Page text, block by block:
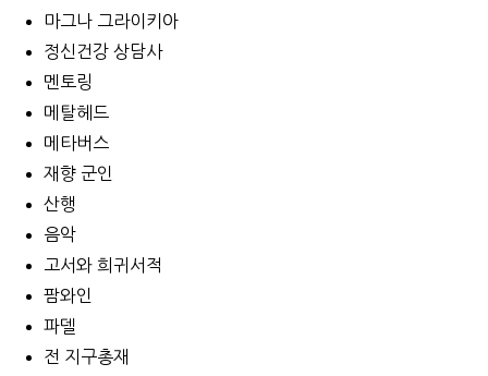
마그나 그라이키아
정신건강 상담사
멘토링
메탈헤드
메타버스
재향 군인
산행
음악
고서와 희귀서적
팜와인
파델
전 지구총재